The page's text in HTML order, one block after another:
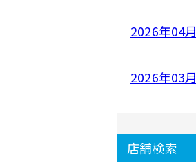
2026年04月
2026年03月
店舗検索